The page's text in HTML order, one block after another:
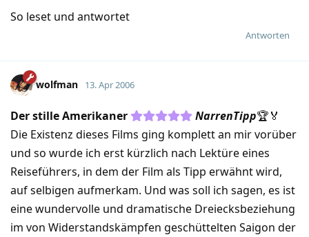
So leset und antwortet
Antworten
wolfman 13. Apr 2006
Der stille Amerikaner NarrenTipp🏆🏅
Die Existenz dieses Films ging komplett an mir vorüber
und so wurde ich erst kürzlich nach Lektüre eines
Reiseführers, in dem der Film als Tipp erwähnt wird,
auf selbigen aufmerkam. Und was soll ich sagen, es ist
eine wundervolle und dramatische Dreiecksbeziehung
im von Widerstandskämpfen geschüttelten Saigon der